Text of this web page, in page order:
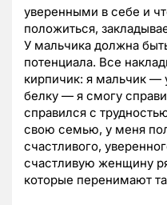
уверенными в себе и
положиться,
У мальчика должна
потенциала. Все
кирпичик: я мальчик —
белку — я смогу
справился с
свою семью, у меня
счастливого,
счастливую женщину
которые перенимают